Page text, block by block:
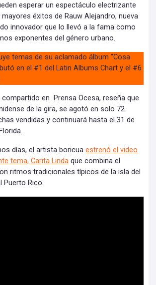
esperar un espectáculo electrizante
éxitos de Rauw Alejandro, nueva
innovador que lo llevó a la fama como
exponentes del género urbano.
temas de su aclamado álbum "Cosa
en el #1 del Latin Albums Chart y el #6
compartido en Prensa Ocesa, reseña que
de la gira, se agotó en solo 72
vendidas y continuará hasta el 31 de
días, el artista boricua estrenó el video
tema, Carita Linda que combina el
ritmos tradicionales típicos de la isla del
Puerto Rico.